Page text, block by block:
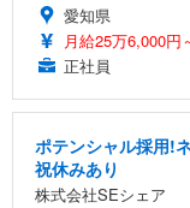
愛知県
月給25万6,000円
正社員
ポテンシャル採用!
祝休みあり
株式会社SEシェア